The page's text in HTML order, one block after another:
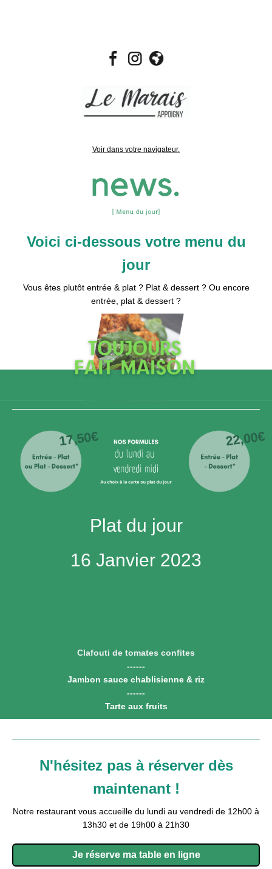
Voir dans votre navigateur.
Voici ci-dessous votre menu du
jour
Vous êtes plutôt entrée & plat ? Plat & dessert ? Ou encore
entrée, plat & dessert ?
Plat du jour
16 Janvier 2023
Clafouti de tomates confites
------
Jambon sauce chablisienne & riz
------
Tarte aux fruits
N'hésitez pas à réserver dès
maintenant !
Notre restaurant vous accueille du lundi au vendredi de 12h00 à
13h30 et de 19h00 à 21h30
Je réserve ma table en ligne